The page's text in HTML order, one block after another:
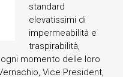
standard
elevatissimi di
impermeabilità e
traspirabilità,
momento delle loro
Vice President,